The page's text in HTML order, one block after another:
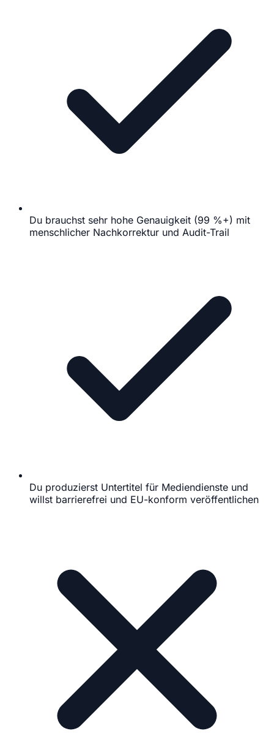
Du brauchst sehr hohe Genauigkeit (99 %+) mit
menschlicher Nachkorrektur und Audit-Trail
Du produzierst Untertitel für Mediendienste und
willst barrierefrei und EU-konform veröffentlichen